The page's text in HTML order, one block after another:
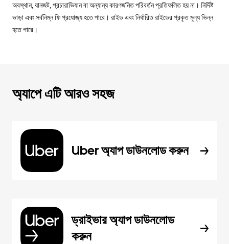
অবস্থান, যানজট, প্রচারাভিযান বা অন্যান্য কারণজনিত পরিবর্তন প্রতিফলিত হয় না। নির্দিষ্ট
ভাড়া এবং সর্বনিম্ন ফি প্রযোজ্য হতে পারে। রাইড এবং নির্ধারিত রাইডের প্রকৃত মূল্য ভিন্ন
হতে পারে।
অ্যাপে এটি আরও সহজ
Uber অ্যাপ ডাউনলোড করুন
ড্রাইভার অ্যাপ ডাউনলোড
করুন